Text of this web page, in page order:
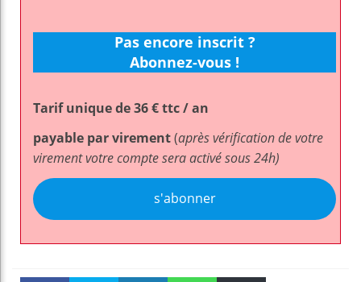
Pas encore inscrit ?
Abonnez-vous !
Tarif unique de 36 € ttc / an
payable par virement(après vérification de votre
virement votre compte sera activé sous 24h)
s'abonner